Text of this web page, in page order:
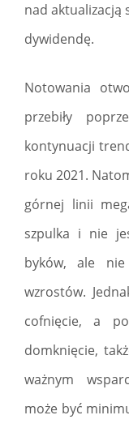
nad aktualizacją
dywidendę.
Notowania
przebiły
kontynuacji
roku 2021.
górnej linii
szpulka i nie
byków, ale nie
wzrostów.
cofnięcie, a
domknięcie,
ważnym
może być